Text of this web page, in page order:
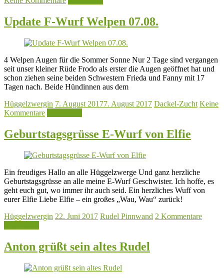
Update F-Wurf Welpen 07.08.
4 Welpen Augen für die Sommer Sonne Nur 2 Tage sind vergangen
seit unser kleiner Rüde Frodo als erster die Augen geöffnet hat und
schon ziehen seine beiden Schwestern Frieda und Fanny mit 17
Tagen nach. Beide Hündinnen aus dem
Hüggelzwergin 7. August 20177. August 2017 Dackel-Zucht Keine
Kommentare
Geburtstagsgrüsse E-Wurf von Elfie
Ein freudiges Hallo an alle Hüggelzwerge Und ganz herzliche
Geburtstagsgrüsse an alle meine E-Wurf Geschwister. Ich hoffe, es
geht euch gut, wo immer ihr auch seid. Ein herzliches Wuff von
eurer Elfie Liebe Elfie – ein großes „Wau, Wau“ zurück!
Hüggelzwergin 22. Juni 2017 Rudel Pinnwand 2 Kommentare
Anton grüßt sein altes Rudel